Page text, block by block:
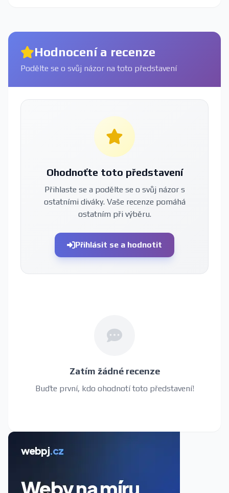
Hodnocení a recenze
Podělte se o svůj názor na toto představení
Ohodnoťte toto představení
Přihlaste se a podělte se o svůj názor s
ostatními diváky. Vaše recenze pomáhá
ostatním při výběru.
Přihlásit se a hodnotit
Zatím žádné recenze
Buďte první, kdo ohodnotí toto představení!